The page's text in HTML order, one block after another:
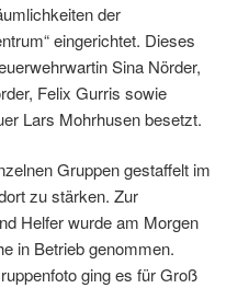
der
eingerichtet. Dieses
Sina Nörder,
Felix Gurris sowie
Lars Mohrhusen besetzt.
Gruppen gestaffelt im
zu stärken. Zur
Helfer wurde am Morgen
in Betrieb genommen.
ging es für Groß